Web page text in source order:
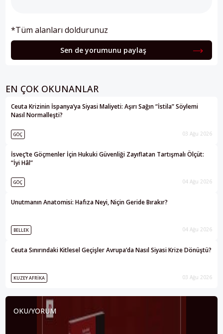
*Tüm alanları doldurunuz
Sen de yorumunu paylaş
EN ÇOK OKUNANLAR
Ceuta Krizinin İspanya’ya Siyasi Maliyeti: Aşırı Sağın “İstila” Söylemi
Nasıl Normalleşti?
GÖÇ 03 Ağu 2026
İsveç’te Göçmenler İçin Hukuki Güvenliği Zayıflatan Tartışmalı Ölçüt:
“İyi Hâl”
GÖÇ 04 Ağu 2026
Unutmanın Anatomisi: Hafıza Neyi, Niçin Geride Bırakır?
BELLEK 04 Ağu 2026
Ceuta Sınırındaki Kitlesel Geçişler Avrupa’da Nasıl Siyasi Krize Dönüştü?
KUZEY AFRIKA 03 Ağu 2026
OKU/YORUM